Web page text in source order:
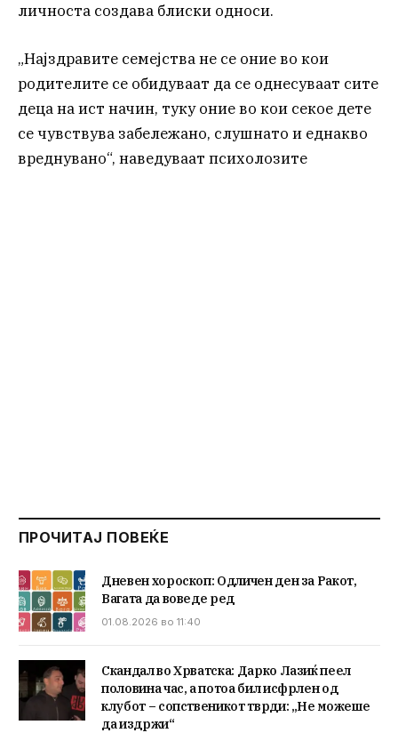
личноста создава блиски односи.
„Најздравите семејства не се оние во кои
родителите се обидуваат да се однесуваат сите
деца на ист начин, туку оние во кои секое дете
се чувствува забележано, слушнато и еднакво
вреднувано“, наведуваат психолозите
ПРОЧИТАЈ ПОВЕЌЕ
Дневен хороскоп: Одличен ден за Ракот,
Вагата да воведе ред
01.08.2026 во 11:40
Скандал во Хрватска: Дарко Лазиќ пеел
половина час, а потоа бил исфрлен од
клубот – сопственикот тврди: „Не можеше
да издржи“